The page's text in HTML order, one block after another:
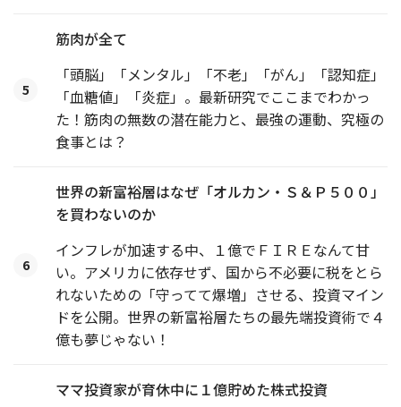
5
筋肉が全て
「頭脳」「メンタル」「不老」「がん」「認知症」
「血糖値」「炎症」。最新研究でここまでわかっ
た！筋肉の無数の潜在能力と、最強の運動、究極の
食事とは？
6
世界の新富裕層はなぜ「オルカン・Ｓ＆Ｐ５００」
を買わないのか
インフレが加速する中、１億でＦＩＲＥなんて甘
い。アメリカに依存せず、国から不必要に税をとら
れないための「守ってて爆増」させる、投資マイン
ドを公開。世界の新富裕層たちの最先端投資術で４
億も夢じゃない！
ママ投資家が育休中に１億貯めた株式投資